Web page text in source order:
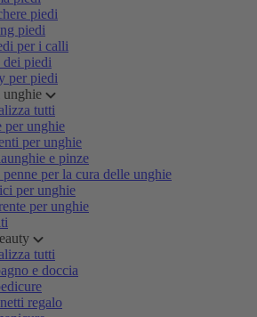
piedi
piedi
per i calli
dei piedi
per piedi
unghie
tutti
per unghie
per unghie
e pinze
per la cura delle unghie
per unghie
per unghie
tutti
e doccia
regalo